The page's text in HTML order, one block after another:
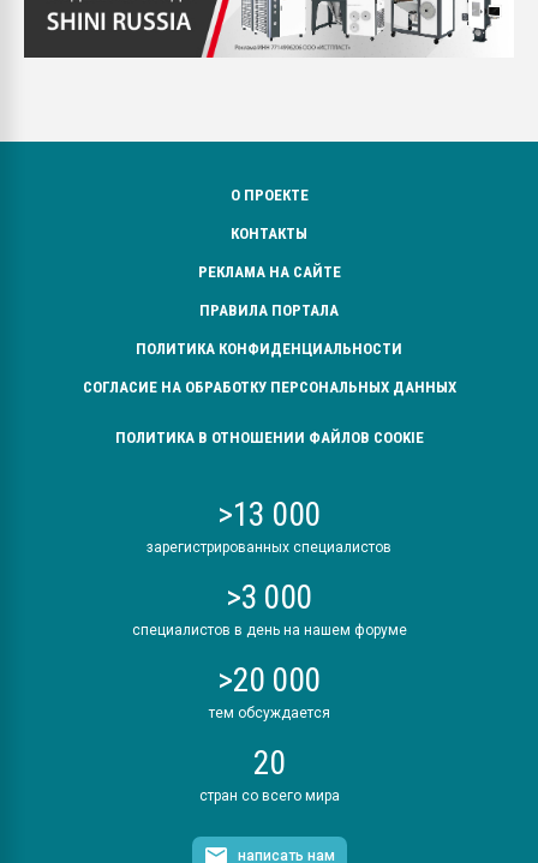
О ПРОЕКТЕ
КОНТАКТЫ
РЕКЛАМА НА САЙТЕ
ПРАВИЛА ПОРТАЛА
ПОЛИТИКА КОНФИДЕНЦИАЛЬНОСТИ
СОГЛАСИЕ НА ОБРАБОТКУ ПЕРСОНАЛЬНЫХ ДАННЫХ
ПОЛИТИКА В ОТНОШЕНИИ ФАЙЛОВ COOKIE
>13 000
зарегистрированных специалистов
>3 000
специалистов в день на нашем форуме
>20 000
тем обсуждается
20
стран со всего мира
написать нам